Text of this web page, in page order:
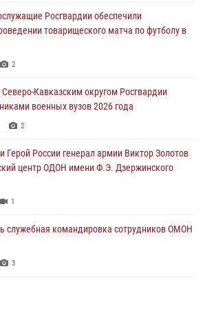
росгвардейцев в Главном военном
2
Росгвардии стали участниками пресс-
Росгвардии обеспечили
товарищеского матча по футболу в
2
Кавказским округом Росгвардии
военных вузов 2026 года
2
Герой России генерал армии Виктор Золотов
центр ОДОН имени Ф.Э. Дзержинского
1
служебная командировка сотрудников ОМОН
3